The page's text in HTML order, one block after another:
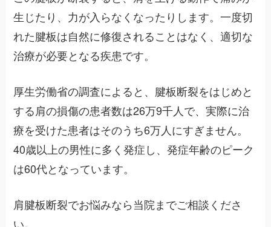
生じたり、力が入らなくなったりします。一度切
れた腱板は自然に修復されることはなく、適切な
治療が必要となる疾患です。
厚生労働省の調査によると、腱板断裂をはじめと
する肩の損傷の患者数は26万9千人で、実際に治
療を受けた患者はそのうち6万人にすぎません。
40歳以上の男性に多く発症し、発症年齢のピーク
は60代となっています。
肩腱板断裂でお悩みなら当院までご相談くださ
い。